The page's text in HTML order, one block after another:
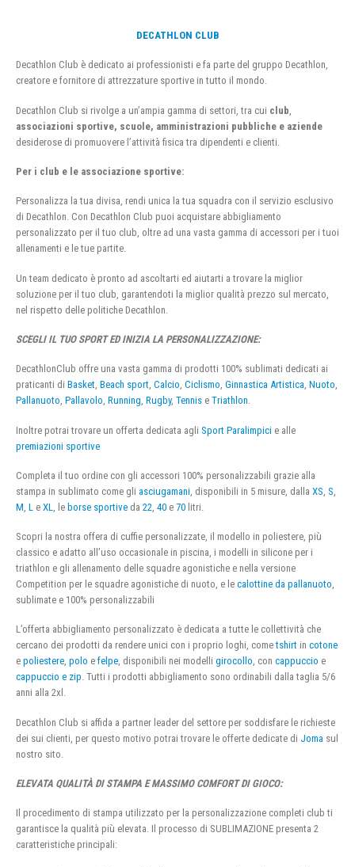
DECATHLON CLUB
Decathlon Club è dedicato ai professionisti e fa parte del gruppo Decathlon,
creatore e fornitore di attrezzature sportive in tutto il mondo.
Decathlon Club si rivolge a un’ampia gamma di settori, tra cui club
associazioni sportive, scuole, amministrazioni pubbliche e aziende
desiderose di promuovere l’attività fisica tra dipendenti e clienti.
Per i club e le associazione sportive:
Personalizza la tua divisa, rendi unica la tua squadra con il servizio esclusivo
di Decathlon. Con Decathlon Club puoi acquistare abbigliamento
personalizzato per il tuo club, oltre ad una vasta gamma di accessori per i tuoi
allenamenti e le tue partite.
Un team dedicato è pronto ad ascoltarti ed aiutarti a trovare la miglior
soluzione per il tuo club, garantendoti la miglior qualità prezzo sul mercato,
nel rispetto delle politiche Decathlon.
SCEGLI IL TUO SPORT ED INIZIA LA PERSONALIZZAZIONE:
DecathlonClub offre una vasta gamma di prodotti 100% sublimati dedicati ai
praticanti di Basket, Beach sport, Calcio, Ciclismo, Ginnastica Artistica, Nuoto,
Pallanuoto, Pallavolo, Running, Rugby, Tennis e Triathlon.
Inoltre potrai trovare un offerta dedicata agli Sport Paralimpici e alle
premiazioni sportive
Completa il tuo ordine con gli accessori 100% personalizzabili grazie alla
stampa in sublimato come gli asciugamani , disponibili in 5 misure, dalla XS S
M L e XL , le borse sportive da 22 40 e 70 litri.
Scopri la nostra offera di cuffie personalizzate, il modello in poliestere, più
classico e adatto all’uso occasionale in piscina, i modelli in silicone per i
triathlon e gli allenamento delle squadre agonistiche e nella versione
Competition per le squadre agonistiche di nuoto, e le calottine da pallanuoto,
sublimate e 100% personalizzabili
L’offerta abbigliamento personalizzato è dedicata a tutte le collettività che
cercano dei prodotti da rendere unici con i proprio loghi, cometshirt in cotone
e poliestere, polo e felpe, disponibili nei modelli girocollo, con cappuccio e
cappuccio e zip. Tutti i prodotti abbigliamento sono ordinabili dalla taglia 5/6
anni alla 2xl.
Decathlon Club si affida a partner leader del settore per soddisfare le richieste
dei sui clienti, per questo motivo potrai trovare le offerte dedicate di Joma sul
nostro sito.
ELEVATA QUALITÀ DI STAMPA E MASSIMO COMFORT DI GIOCO:
Il procedimento di stampa utilizzato per la personalizzazione completi club ti
garantisce la qualità più elevata. Il processo di SUBLIMAZIONE presenta 2
caratteristiche principali: